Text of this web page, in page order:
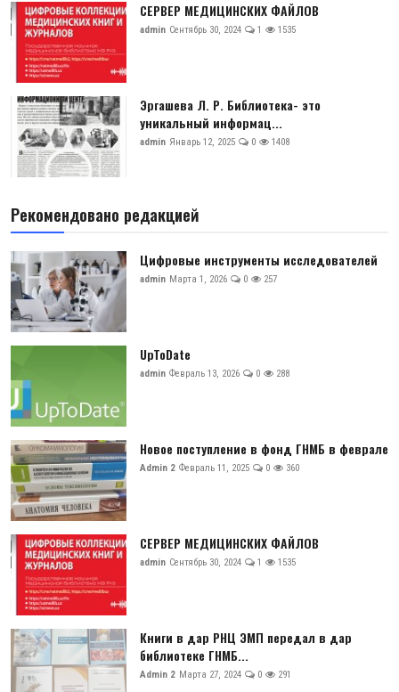
СЕРВЕР МЕДИЦИНСКИХ ФАЙЛОВ
admin Сентябрь 30, 2024 1 1535
Эргашева Л. Р. Библиотека- это
уникальный информац...
admin Январь 12, 2025 0 1408
Рекомендовано редакцией
Цифровые инструменты исследователей
admin Марта 1, 2026 0 257
UpToDate
admin Февраль 13, 2026 0 288
Новое поступление в фонд ГНМБ в феврале
Admin 2 Февраль 11, 2025 0 360
СЕРВЕР МЕДИЦИНСКИХ ФАЙЛОВ
admin Сентябрь 30, 2024 1 1535
Книги в дар РНЦ ЭМП передал в дар
библиотеке ГНМБ...
Admin 2 Марта 27, 2024 0 291